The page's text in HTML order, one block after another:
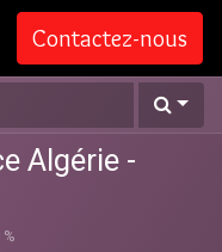
Contactez-nous
Algérie -
%